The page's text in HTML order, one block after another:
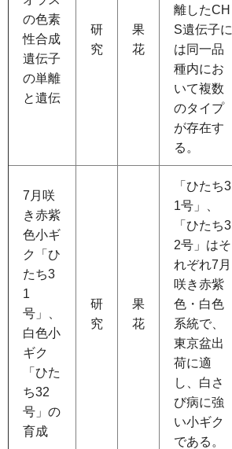
の色素
性合成
遺伝子
の単離
と遺伝
研
究
果
花
離したCH
S遺伝子に
は同一品
種内にお
いて複数
のタイプ
が存在す
る。
7月咲
き赤紫
色小ギ
ク「ひ
たち3
1
号」、
白色小
ギク
「ひた
ち32
号」の
育成
研
究
果
花
「ひたち3
1号」、
「ひたち3
2号」はそ
れぞれ7月
咲き赤紫
色・白色
系統で、
東京盆出
荷に適
し、白さ
び病に強
い小ギク
である。